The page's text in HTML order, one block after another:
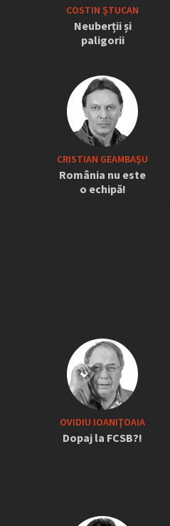
COSTIN ȘTUCAN
Neuberții și
paligorii
CRISTIAN GEAMBAŞU
România nu este
o echipă!
OVIDIU IOANIŢOAIA
Dopaj la FCSB?!